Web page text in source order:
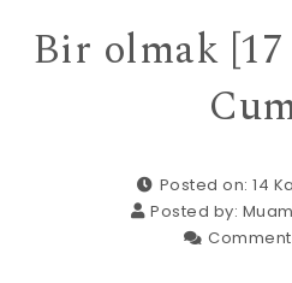
Bir olmak [17
Posted on: 14
Posted by: